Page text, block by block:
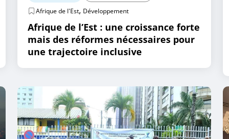
Afrique de l'Est, Développement
Afrique de l’Est : une croissance forte
mais des réformes nécessaires pour
une trajectoire inclusive